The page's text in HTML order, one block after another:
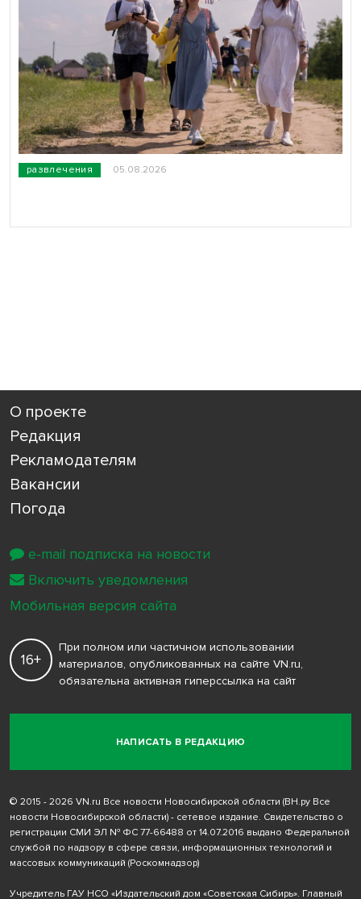
развлечения 05.08.2026
О проекте
Редакция
Рекламодателям
Вакансии
Погода
НАПИСАТЬ В РЕДАКЦИЮ
16+
При полном или частичном использовании
материалов, опубликованных на сайте VN.ru,
обязательна активная гиперссылка на сайт
© 2015 - 2026 VN.ru Все новости Новосибирской области (ВН.ру Все
новости Новосибирской области) - сетевое издание. Свидетельство о
регистрации СМИ ЭЛ № ФС 77-66488 от 14.07.2016 выдано Федеральной
службой по надзору в сфере связи, информационных технологий и
массовых коммуникаций (Роскомнадзор)
Учредитель ГАУ НСО «Издательский дом «Советская Сибирь». Главный
e-mail подписка на новости
Включить уведомления
Мобильная версия сайта